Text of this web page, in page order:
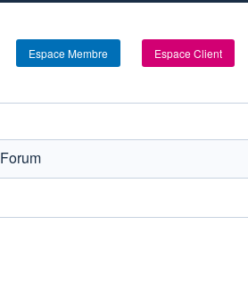
Espace Membre Espace Client
Forum